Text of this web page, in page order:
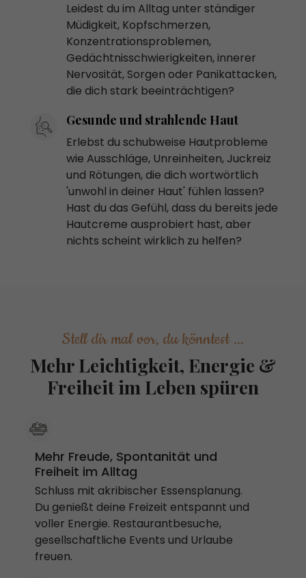
Leidest du im Alltag unter ständiger
Müdigkeit, Kopfschmerzen,
Konzentrationsproblemen,
Gedächtnisschwierigkeiten, innerer
Nervosität, Sorgen oder Panikattacken,
die dich stark beeinträchtigen?
Gesunde und strahlende Haut
Erlebst du schubweise Hautprobleme
wie Ausschläge, Unreinheiten, Juckreiz
und Rötungen, die dich wortwörtlich
'unwohl in deiner Haut' fühlen lassen?
Hast du das Gefühl, dass du bereits jede
Hautcreme ausprobiert hast, aber
nichts scheint wirklich zu helfen?
Stell dir mal vor, du könntest ...
Mehr Leichtigkeit, Energie &
Freiheit im Leben spüren
Mehr Freude, Spontanität und
Freiheit im Alltag
Schluss mit akribischer Essensplanung.
Du genießt deine Freizeit entspannt und
voller Energie. Restaurantbesuche,
gesellschaftliche Events und Urlaube
freuen.